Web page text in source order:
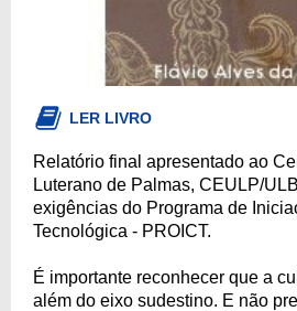
LER LIVRO
Relatório final apresentado ao
Luterano de Palmas, CEULP/
exigências do Programa de
Tecnológica - PROICT.
É importante reconhecer que a
além do eixo sudestino. E não